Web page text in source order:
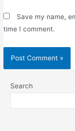
Save my name,
time I comment.
Search